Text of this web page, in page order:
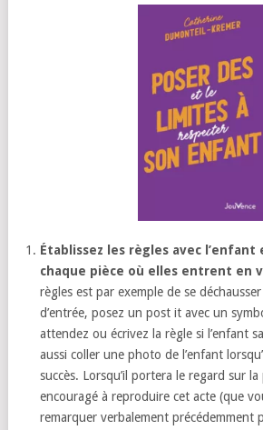
Établissez les règles avec
chaque pièce où elles entrent en
règles est par exemple de se
d’entrée, posez un post it avec un
attendez ou écrivez la règle si l’enfant
aussi coller une photo de l’enfant
succès. Lorsqu’il portera le regard sur
encouragé à reproduire cet acte (que
remarquer verbalement précédemment